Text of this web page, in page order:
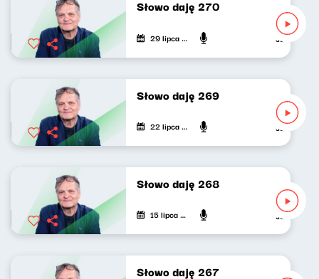
Słowo daję 270
29 lipca 2026 Jarosław
Słowo daję 269
22 lipca 2026 Jarosław
Słowo daję 268
15 lipca 2026 Jarosław
Słowo daję 267